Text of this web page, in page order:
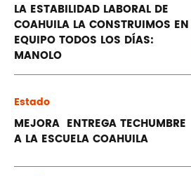
LA ESTABILIDAD LABORAL DE
COAHUILA LA CONSTRUIMOS EN
EQUIPO TODOS LOS DÍAS:
MANOLO
Estado
MEJORA ENTREGA TECHUMBRE
A LA ESCUELA COAHUILA